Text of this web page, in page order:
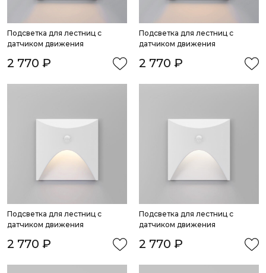
Подсветка для лестниц с
датчиком движения
2 770 ₽
Подсветка для лестниц с
датчиком движения
2 770 ₽
Подсветка для лестниц с
датчиком движения
2 770 ₽
Подсветка для лестниц с
датчиком движения
2 770 ₽